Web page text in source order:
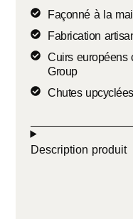
Façonné à la
Fabrication
Cuirs européens
Group
Chutes upcyclées
Description produit